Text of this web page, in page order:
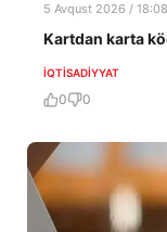
5 Avqust 2026 / 18:08
Kartdan karta
İQTISADIYYAT
0 0